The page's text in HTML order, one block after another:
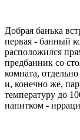
Добрая банька
первая - банный
расположился
предбанник со
комната,
и, конечно же,
температуру до
напитком -